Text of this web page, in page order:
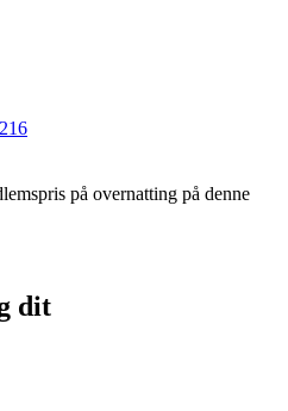
på overnatting på denne
dit